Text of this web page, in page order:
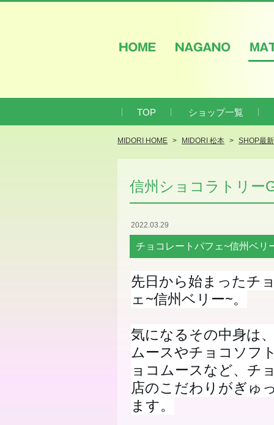
TOP ショップ一覧
MIDORI HOME MIDORI 松本 SHOP最
信州ショコラトリー
2022.03.29
チョコレートパフェ~信州ベリ
先日から始まったチ
ェ~信州ベリー~。
気になるその中身は
ムースやチョコソフ
ョコムースなど、チ
店のこだわりがぎゅ
ます。